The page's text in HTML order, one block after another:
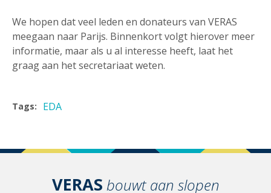
We hopen dat veel leden en donateurs van VERAS
meegaan naar Parijs. Binnenkort volgt hierover meer
informatie, maar als u al interesse heeft, laat het
graag aan het secretariaat weten.
Tags: EDA
VERAS bouwt aan slopen